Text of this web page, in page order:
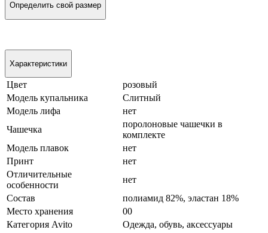
Определить свой размер
Характеристики
Цвет
розовый
Модель купальника
Слитный
Модель лифа
нет
Чашечка
поролоновые чашечки в
комплекте
Модель плавок
нет
Принт
нет
Отличительные
особенности
нет
Состав
полиамид 82%, эластан 18%
Место хранения
00
Категория Avito
Одежда, обувь, аксессуары